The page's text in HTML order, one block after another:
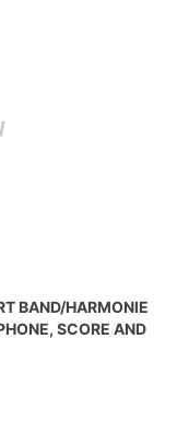
BAND/HARMONIE
SCORE AND